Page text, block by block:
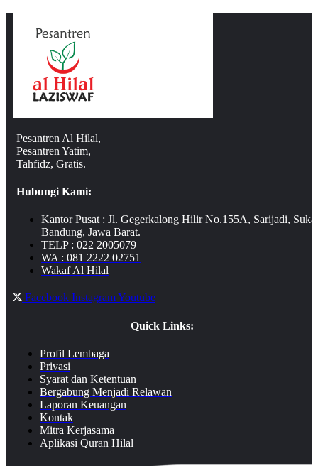
Pesantren Al Hilal,
Pesantren Yatim,
Tahfidz, Gratis.
Hubungi Kami:
Kantor Pusat : Jl. Gegerkalong Hilir No.155A, Sarijadi,
Bandung, Jawa Barat.
TELP : 022 2005079
WA : 081 2222 02751
Wakaf Al Hilal
Facebook InstagramYoutube
Quick Links:
Profil Lembaga
Privasi
Syarat dan Ketentuan
Bergabung Menjadi Relawan
Laporan Keuangan
Kontak
Mitra Kerjasama
Aplikasi Quran Hilal